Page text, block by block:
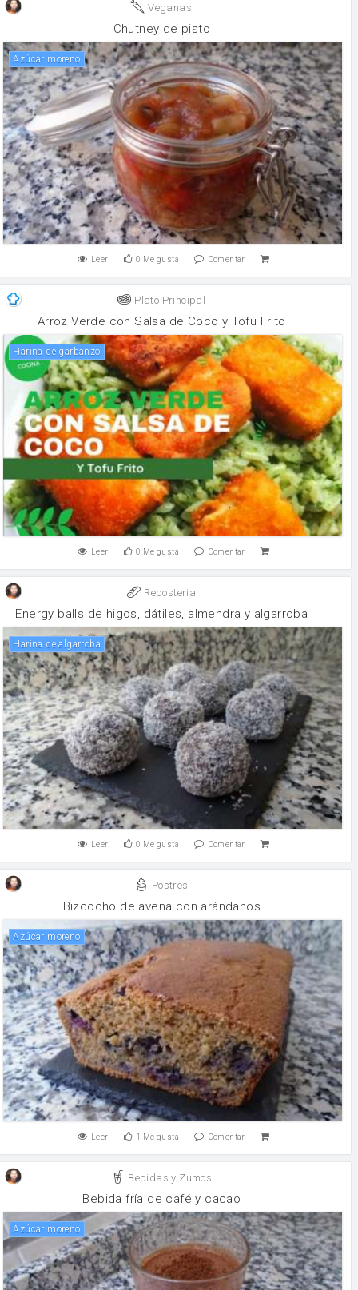
Veganas
Chutney de pisto
Azúcar moreno
Leer 0 Me gusta Comentar
Plato Principal
Arroz Verde con Salsa de Coco y Tofu Frito
harina de garbanzo
Leer 0 Me gusta Comentar
Reposteria
Energy balls de higos, dátiles, almendra y algarroba
Harina de algarroba
Leer 0 Me gusta Comentar
Postres
Bizcocho de avena con arándanos
Azúcar moreno
Leer 1 Me gusta Comentar
Bebidas y Zumos
Bebida fría de café y cacao
Azúcar moreno